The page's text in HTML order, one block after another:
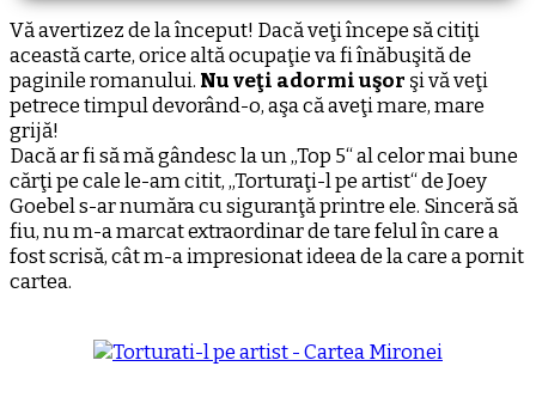
Vă avertizez de la început! Dacă veţi începe să citiţi
această carte, orice altă ocupaţie va fi înăbuşită de
paginile romanului. Nu veţi adormi uşor şi vă veţi
petrece timpul devorând-o, aşa că aveţi mare, mare
grijă!
Dacă ar fi să mă gândesc la un „Top 5“ al celor mai bune
cărţi pe cale le-am citit, „Torturaţi-l pe artist“ de Joey
Goebel s-ar număra cu siguranţă printre ele. Sinceră să
fiu, nu m-a marcat extraordinar de tare felul în care a
fost scrisă, cât m-a impresionat ideea de la care a pornit
cartea.